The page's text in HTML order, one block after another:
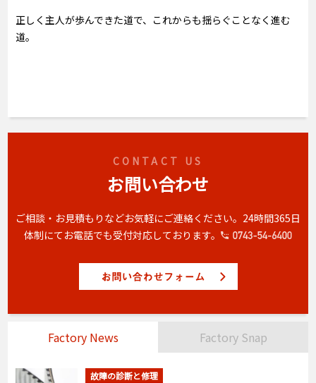
正しく主人が歩んできた道で、これからも揺らぐことなく進む
道。
CONTACT US
お問い合わせ
ご相談・お見積もりなどお気軽にご連絡ください。 24時間365日
体制にてお電話でも受付対応しております。
Factory News Factory Snap
故障の診断と修理